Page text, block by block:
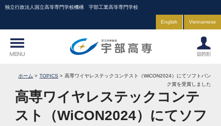
独立行政法人国立高等専門学校機構 宇部工業高等専門学校
English Vietnamese
ホーム TOPICS
高専ワイヤレステックコンテスト（WiCON2024）にてソフトバン
ク賞を受賞しました
高専ワイヤレステックコンテ
スト（WiCON2024）にてソフ